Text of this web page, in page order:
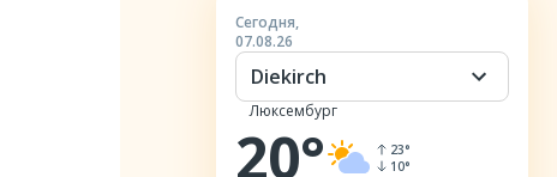
Сегодня,
07.08.26
Diekirch
Люксембург
20° 23°
10°